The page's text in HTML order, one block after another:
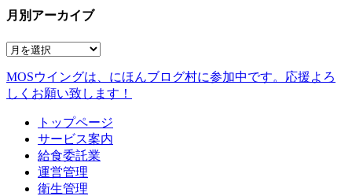
月別アーカイブ
MOSウイングは、にほんブログ村に参加中です。 応援よろ
しくお願い致します！
トップページ
サービス案内
給食委託業
運営管理
衛生管理